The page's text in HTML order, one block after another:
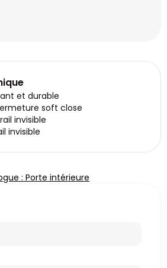
et durable
soft close
invisible
invisible
: Porte intérieure